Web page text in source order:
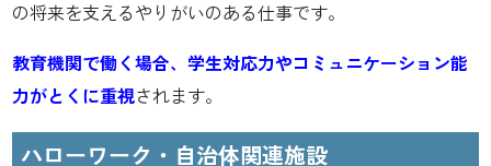
の将来を支えるやりがいのある仕事です。
教育機関で働く場合、学生対応力やコミュニケーション能
力がとくに重視されます。
ハローワーク・自治体関連施設